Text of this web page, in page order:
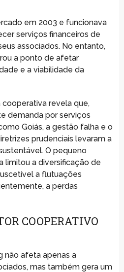
em 2003 e funcionava
serviços financeiros de
associados. No entanto,
a ponto de afetar
e a viabilidade da
revela que,
demanda por serviços
Goiás, a gestão falha e o
prudenciais levaram a
O pequeno
limitou a diversificação de
a flutuações
a perdas
COOPERATIVO
não afeta apenas a
mas também gera um